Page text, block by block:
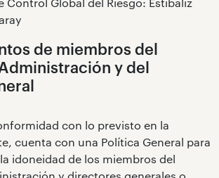
de miembros del
y del
con lo previsto en la
cuenta con una Política General para
idoneidad de los miembros del